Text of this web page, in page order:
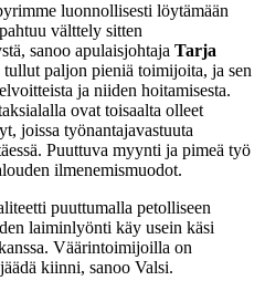
luonnollisesti löytämään
välttely sitten
sanoo apulaisjohtaja Tarja
paljon pieniä toimijoita, ja sen
ja niiden hoitamisesta.
ovat toisaalta olleet
joissa työnantajavastuuta
Puuttuva myynti ja pimeä työ
ilmenemismuodot.
puuttumalla petolliseen
laiminlyönti käy usein käsi
Väärintoimijoilla on
kiinni, sanoo Valsi.